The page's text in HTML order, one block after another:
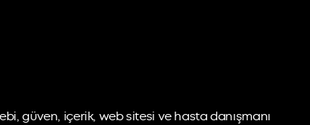
güven, içerik, web sitesi ve hasta danışmanı